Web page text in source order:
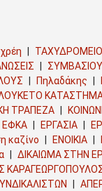
χρέη
ΤΑΧΥΔΡΟΜΕΙΟ
Πηλαδάκης
ΤΡΑΠΕΖΑ
ΕΦΚΑ ΕΡΓΑΣΙΑ
καζίνο ΕΝΟΙΚΙΑ
ΔΙΚΑΙΩΜΑ ΣΤΗΝ